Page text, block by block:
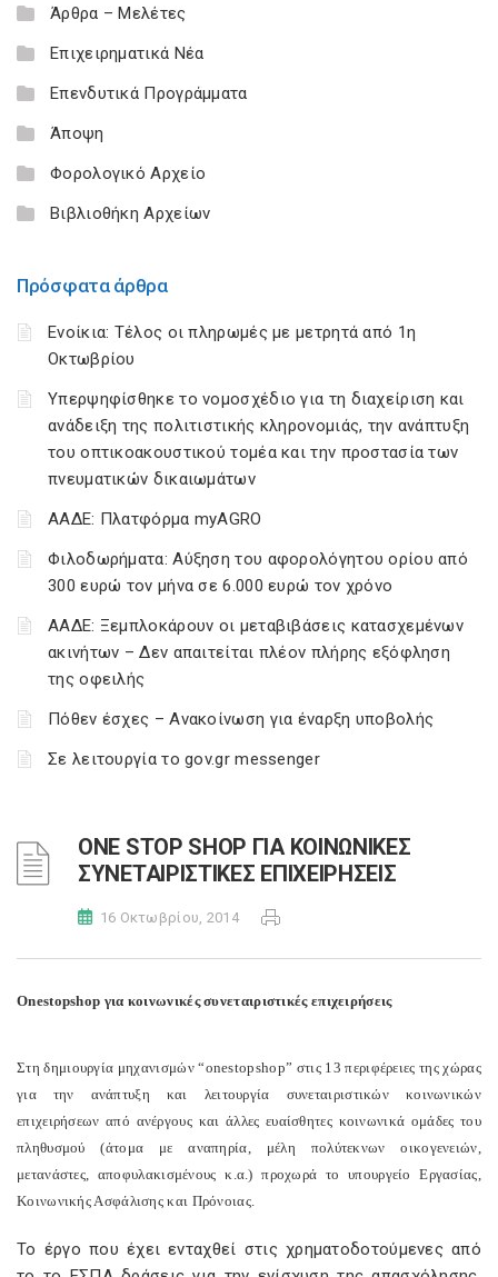
Άρθρα – Μελέτες
Επιχειρηματικά Νέα
Επενδυτικά Προγράμματα
Άποψη
Φορολογικό Αρχείο
Βιβλιοθήκη Αρχείων
Πρόσφατα άρθρα
Ενοίκια: Τέλος οι πληρωμές με μετρητά από 1η
Οκτωβρίου
Υπερψηφίσθηκε το νομοσχέδιο για τη διαχείριση και
ανάδειξη της πολιτιστικής κληρονομιάς, την ανάπτυξη
του οπτικοακουστικού τομέα και την προστασία των
πνευματικών δικαιωμάτων
ΑΑΔΕ: Πλατφόρμα myAGRO
Φιλοδωρήματα: Αύξηση του αφορολόγητου ορίου από
300 ευρώ τον μήνα σε 6.000 ευρώ τον χρόνο
ΑΑΔΕ: Ξεμπλοκάρουν οι μεταβιβάσεις κατασχεμένων
ακινήτων – Δεν απαιτείται πλέον πλήρης εξόφληση
της οφειλής
Πόθεν έσχες – Ανακοίνωση για έναρξη υποβολής
Σε λειτουργία το gov.gr messenger
ONE STOP SHOP ΓΙΑ ΚΟΙΝΩΝΙΚΕΣ
ΣΥΝΕΤΑΙΡΙΣΤΙΚΕΣ ΕΠΙΧΕΙΡΗΣΕΙΣ
16 Οκτωβρίου, 2014
Onestopshop για κοινωνικές συνεταιριστικές επιχειρήσεις
Στη δημιουργία μηχανισμών “onestopshop” στις 13 περιφέρειες της χώρας
για την ανάπτυξη και λειτουργία συνεταιριστικών κοινωνικών
επιχειρήσεων από ανέργους και άλλες ευαίσθητες κοινωνικά ομάδες του
πληθυσμού (άτομα με αναπηρία, μέλη πολύτεκνων οικογενειών,
μετανάστες, αποφυλακισμένους κ.α.) προχωρά το υπουργείο Εργασίας,
Κοινωνικής Ασφάλισης και Πρόνοιας.
Το έργο που έχει ενταχθεί στις χρηματοδοτούμενες από